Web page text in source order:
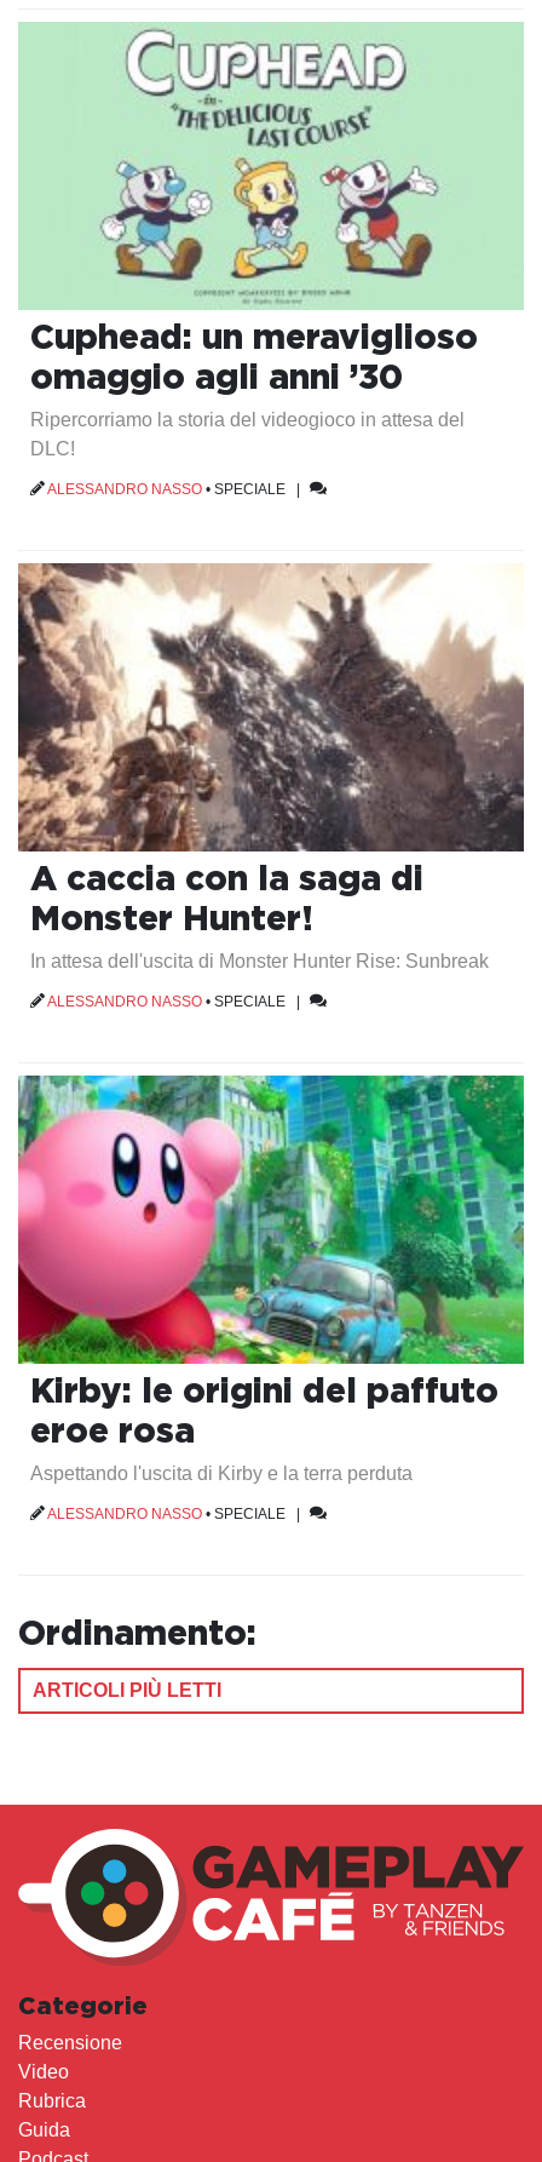
Cuphead: un meraviglioso
omaggio agli anni ’30
Ripercorriamo la storia del videogioco in attesa del
DLC!
ALESSANDRO NASSO • SPECIALE |
A caccia con la saga di
Monster Hunter!
In attesa dell'uscita di Monster Hunter Rise: Sunbreak
ALESSANDRO NASSO • SPECIALE |
Kirby: le origini del paffuto
eroe rosa
Aspettando l'uscita di Kirby e la terra perduta
ALESSANDRO NASSO • SPECIALE |
Ordinamento:
ARTICOLI PIÙ LETTI
Categorie
Recensione
Video
Rubrica
Guida